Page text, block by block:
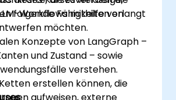
Workflows mithilfe von
möchten.
folgende Fähigkeiten erlangt
Konzepte von LangGraph –
und Zustand – sowie
verstehen.
erstellen können, die
aufweisen, externe